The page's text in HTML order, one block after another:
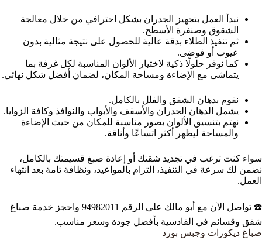
نبدأ العمل بتجهيز الجدران بشكل احترافي من خلال معالجة
الشقوق وصنفرة الأسطح.
ثم تنفيذ الطلاء بدقة عالية للحصول على نتيجة مثالية بدون
عيوب أو فوضى.
كما نوفر حلولًا ذكية لاختيار الألوان المناسبة لكل غرفة بما
يتماشى مع الإضاءة ومساحة المكان، لضمان أفضل شكل نهائي.
نقوم بدهان الشقق والفلل بالكامل.
يشمل الدهان الجدران والأسقف والأبواب والنوافذ وكافة الزوايا.
نهتم بتنسيق الألوان بصور مناسبة للمكان من حيث الإضاءة
والمساحة ليظهر أكثر اتساعًا وأناقة.
سواء كنت ترغب في تجديد شقتك أو إعادة صبغ قسيمتك بالكامل،
نضمن لك سرعة في التنفيذ، التزام بالمواعيد، ونظافة تامة بعد انتهاء
العمل.
☎️ تواصل الآن مع أبو مالك على الرقم 94982011 واحجز خدمة صباغ
شقق وقسائم في القادسية بأفضل جودة وسعر مناسب.
صباغ ديكورات وجبس بورد